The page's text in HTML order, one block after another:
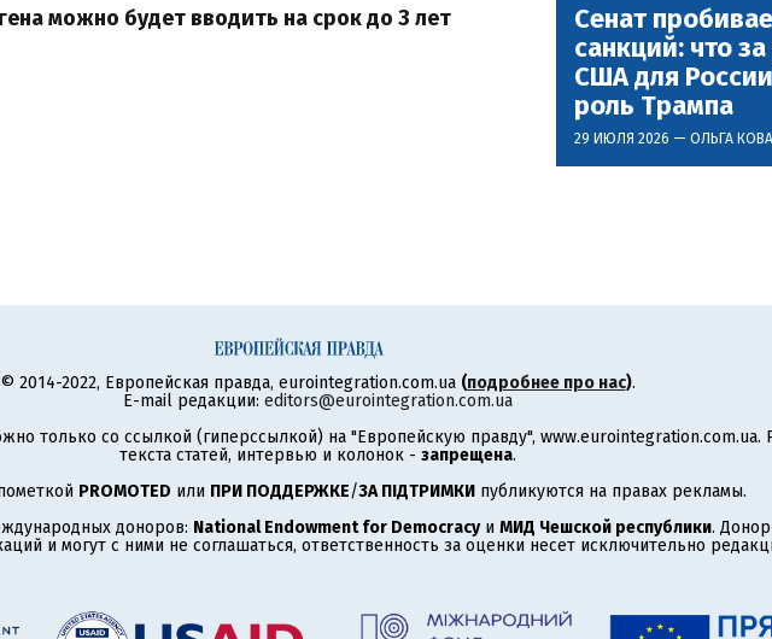
можно будет вводить на срок до 3 лет
Сенат
санкций: что
США для
роль Трампа
29 ИЮЛЯ 2026 — ОЛЬГА
© 2014-2022, Европейская правда, eurointegration.com.ua (подробнее про нас).
E-mail редакции: editors@eurointegration.com.ua
только со ссылкой (гиперссылкой) на "Европейскую правду", www.eurointegration.com.ua.
текста статей, интервью и колонок - запрещена.
PROMOTED или ПРИ ПОДДЕРЖКЕ/ЗА ПІДТРИМКИ публикуются на правах рекламы.
доноров: National Endowment for Democracyи МИД Чешской республики.
и могут с ними не соглашаться, ответственность за оценки несет исключительно